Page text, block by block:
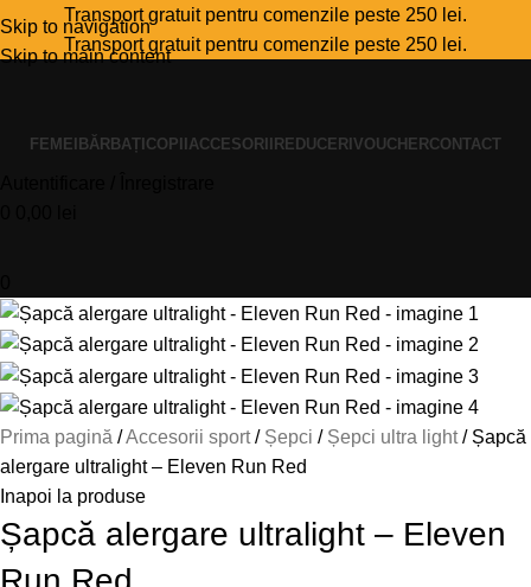
Skip to navigation
Skip to main content
Transport gratuit pentru comenzile peste 250 lei.
Transport gratuit pentru comenzile peste 250 lei.
FEMEI BĂRBAȚI COPII ACCESORII REDUCERI VOUCHERCONTACT
Prima pagină Accesorii sport Șepci Șepci ultra light
Șapcă
alergare ultralight – Eleven Run Red
Inapoi la produse
Șapcă alergare ultralight – Eleven